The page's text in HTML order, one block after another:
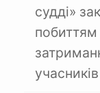
судді»
побиттям